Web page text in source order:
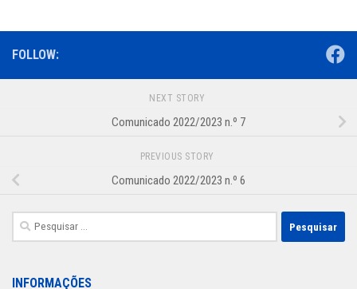
FOLLOW:
NEXT STORY
Comunicado 2022/2023 n.º 7
PREVIOUS STORY
Comunicado 2022/2023 n.º 6
Pesquisar
por:
INFORMAÇÕES